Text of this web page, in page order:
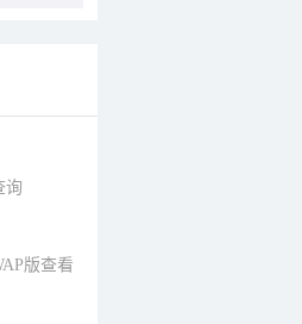
询
版查看